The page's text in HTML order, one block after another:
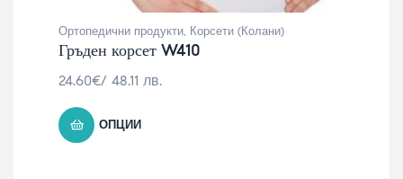
Ортопедични продукти, Корсети (Колани)
Гръден корсет W410
24.60€/ 48.11 лв.
ОПЦИИ